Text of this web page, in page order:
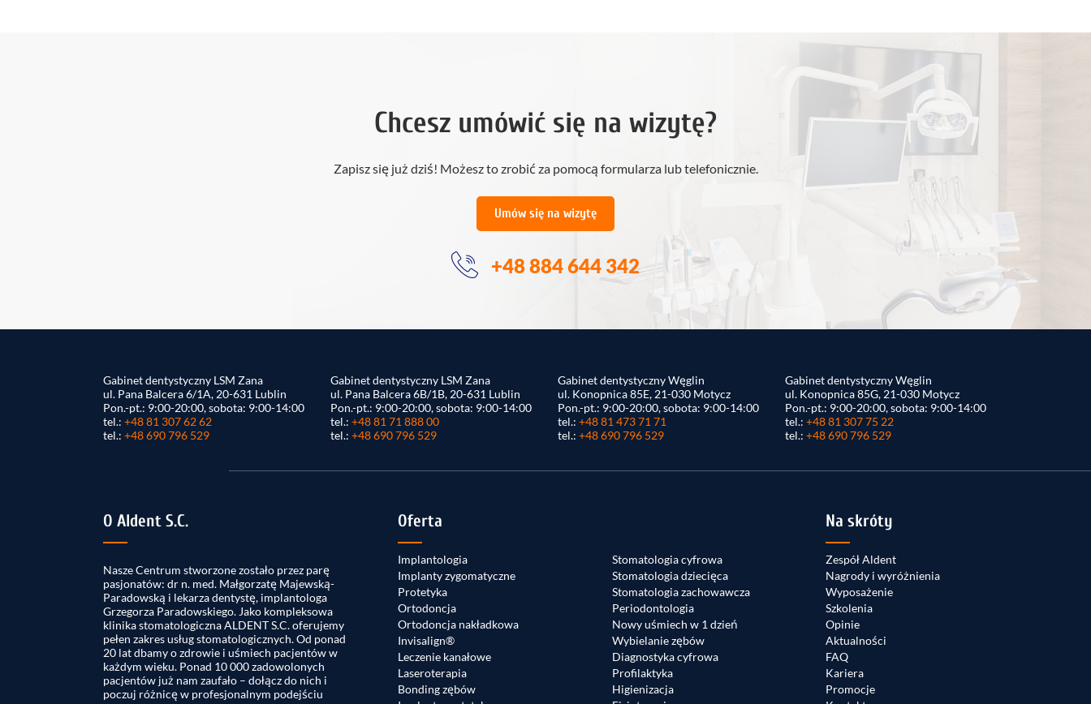
Chcesz umówić się na wizytę?
Zapisz się już dziś! Możesz to zrobić za pomocą formularza lub telefonicznie.
Umów się na wizytę
+48 884 644 342
Gabinet dentystyczny LSM Zana
ul. Pana Balcera 6/1A, 20-631 Lublin
Pon.-pt.: 9:00-20:00, sobota: 9:00-14:00
tel.: +48 81 307 62 62
tel.: +48 690 796 529
Gabinet dentystyczny LSM Zana
ul. Pana Balcera 6B/1B, 20-631 Lublin
Pon.-pt.: 9:00-20:00, sobota: 9:00-14:00
tel.: +48 81 71 888 00
tel.: +48 690 796 529
Gabinet dentystyczny Węglin
ul. Konopnica 85E, 21-030 Motycz
Pon.-pt.: 9:00-20:00, sobota: 9:00-14:00
tel.: +48 81 473 71 71
tel.: +48 690 796 529
Gabinet dentystyczny Węglin
ul. Konopnica 85G, 21-030 Motycz
Pon.-pt.: 9:00-20:00, sobota: 9:00-14:00
tel.: +48 81 307 75 22
tel.: +48 690 796 529
O Aldent S.C.
Nasze Centrum stworzone zostało przez parę
pasjonatów: dr n. med. Małgorzatę Majewską-
Paradowską i lekarza dentystę, implantologa
Grzegorza Paradowskiego. Jako kompleksowa
klinika stomatologiczna ALDENT S.C. oferujemy
pełen zakres usług stomatologicznych. Od ponad
20 lat dbamy o zdrowie i uśmiech pacjentów w
każdym wieku. Ponad 10 000 zadowolonych
pacjentów już nam zaufało – dołącz do nich i
poczuj różnicę w profesjonalnym podejściu
Oferta
Implantologia
Implanty zygomatyczne
Protetyka
Ortodoncja
Ortodoncja nakładkowa
Invisalign®
Leczenie kanałowe
Laseroterapia
Bonding zębów
Stomatologia cyfrowa
Stomatologia dziecięca
Stomatologia zachowawcza
Periodontologia
Nowy uśmiech w 1 dzień
Wybielanie zębów
Diagnostyka cyfrowa
Profilaktyka
Higienizacja
Na skróty
Zespół Aldent
Nagrody i wyróżnienia
Wyposażenie
Szkolenia
Opinie
Aktualności
FAQ
Kariera
Promocje